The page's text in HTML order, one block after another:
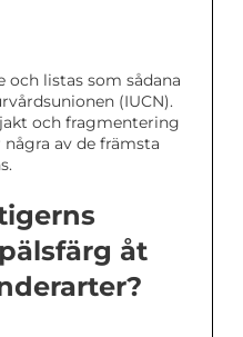
och listas som sådana
(IUCN).
och fragmentering
av de främsta
åt